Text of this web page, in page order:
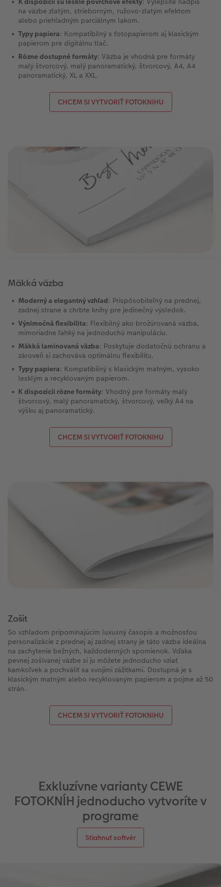
na väzbe zlatým, strieborným, ružovo-zlatým efektom
alebo priehľadným parciálnym lakom.
Typy papiera: Kompatibilný s fotopapierom aj klasickým
papierom pre digitálnu tlač.
Rôzne dostupné formáty: Väzba je vhodná pre formáty
malý štvorcový, malý panoramatický, štvorcový, A4, A4
panoramatický, XL a XXL.
CHCEM SI VYTVORIŤ FOTOKNIHU
Mäkká väzba
Moderný a elegantný vzhľad: Prispôsobiteľný na prednej,
zadnej strane a chrbte knihy pre jedinečný výsledok.
Výnimočná flexibilita: Flexibilný ako brožúrovaná väzba,
mimoriadne ľahký na jednoduchú manipuláciu.
Mäkká laminovaná väzba: Poskytuje dodatočnú ochranu a
zároveň si zachováva optimálnu flexibilitu.
Typy papiera: Kompatibilný s klasickým matným, vysoko
lesklým a recyklovaným papierom.
K dispozícii rôzne formáty: Vhodný pre formáty malý
štvorcový, malý panoramatický, štvorcový, veľký A4 na
výšku aj panoramatický.
CHCEM SI VYTVORIŤ FOTOKNIHU
Zošit
So vzhľadom pripomínajúcim luxusný časopis a možnosťou
personalizácie z prednej aj zadnej strany je táto väzba ideálna
na zachytenie bežných, každodenných spomienok. Vďaka
pevnej zošívanej väzbe si ju môžete jednoducho vziať
kamkoľvek a pochváliť sa svojimi zážitkami. Dostupná je s
klasickým matným alebo recyklovaným papierom a pojme až 50
strán.
CHCEM SI VYTVORIŤ FOTOKNIHU
Exkluzívne varianty CEWE
FOTOKNÍH jednoducho vytvoríte v
programe
Stiahnuť softvér